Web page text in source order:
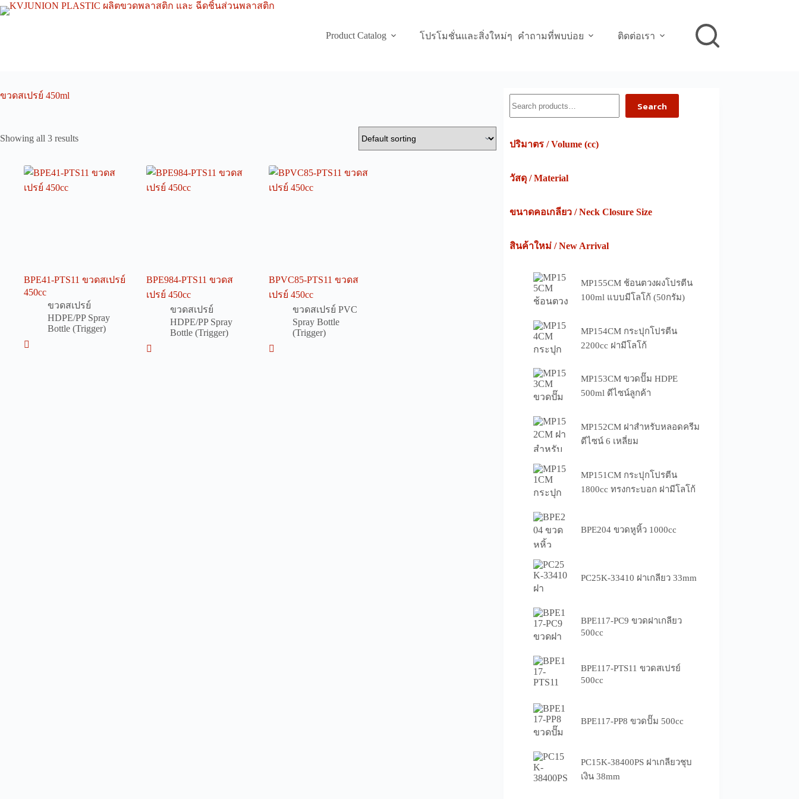
Skip
to
Product Catalog
โปรโมชั่นและสิ่งใหม่ๆ คำถามที่พบบ่อย ติดต่อเรา
ขวดสเปรย์ 450ml
Showing all 3 results
BPE41-PTS11 ขวดสเปรย์
450cc
ขวดสเปรย์
HDPE/PP Spray
Bottle (Trigger)
BPE984-PTS11 ขวดส
เปรย์ 450cc
ขวดสเปรย์
HDPE/PP Spray
Bottle (Trigger)
BPVC85-PTS11 ขวดส
เปรย์ 450cc
ขวดสเปรย์ PVC
Spray Bottle
(Trigger)
Search
ปริมาตร / Volume (cc)
วัสดุ / Material
ขนาดคอเกลียว / Neck Closure Size
สินค้าใหม่ / New Arrival
MP155CM ช้อนตวงผงโปรตีน
100ml แบบมีโลโก้ (50กรัม)
MP154CM กระปุกโปรตีน
2200cc ฝามีโลโก้
MP153CM ขวดปั๊ม HDPE
500ml ดีไซน์ลูกค้า
MP152CM ฝาสำหรับหลอดครีม
ดีไซน์ 6 เหลี่ยม
MP151CM กระปุกโปรตีน
1800cc ทรงกระบอก ฝามีโลโก้
BPE204 ขวดหูหิ้ว 1000cc
PC25K-33410 ฝาเกลียว 33mm
BPE117-PC9 ขวดฝาเกลียว
500cc
BPE117-PTS11 ขวดสเปรย์
500cc
BPE117-PP8 ขวดปั๊ม 500cc
PC15K-38400PS ฝาเกลียวชุบ
เงิน 38mm